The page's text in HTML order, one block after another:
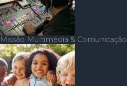
Missão Multimédia & Comunicação